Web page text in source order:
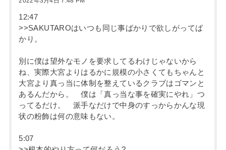
12:47
>>SAKUTAROはいつも同じ事ばかりで欲しがってば
かり。
別に僕は望外なモノを要求してるわけじゃないから
ね、実際大宮よりはるかに規模の小さくてもちゃんと
大宮より真っ当に体制を整えているクラブはゴマンと
あるんだから。 僕は「真っ当な事を確実にやれ」つ
ってるだけ。 派手なだけで中身のすっからかんな現
状の粉飾は何の意味もない。
5:07